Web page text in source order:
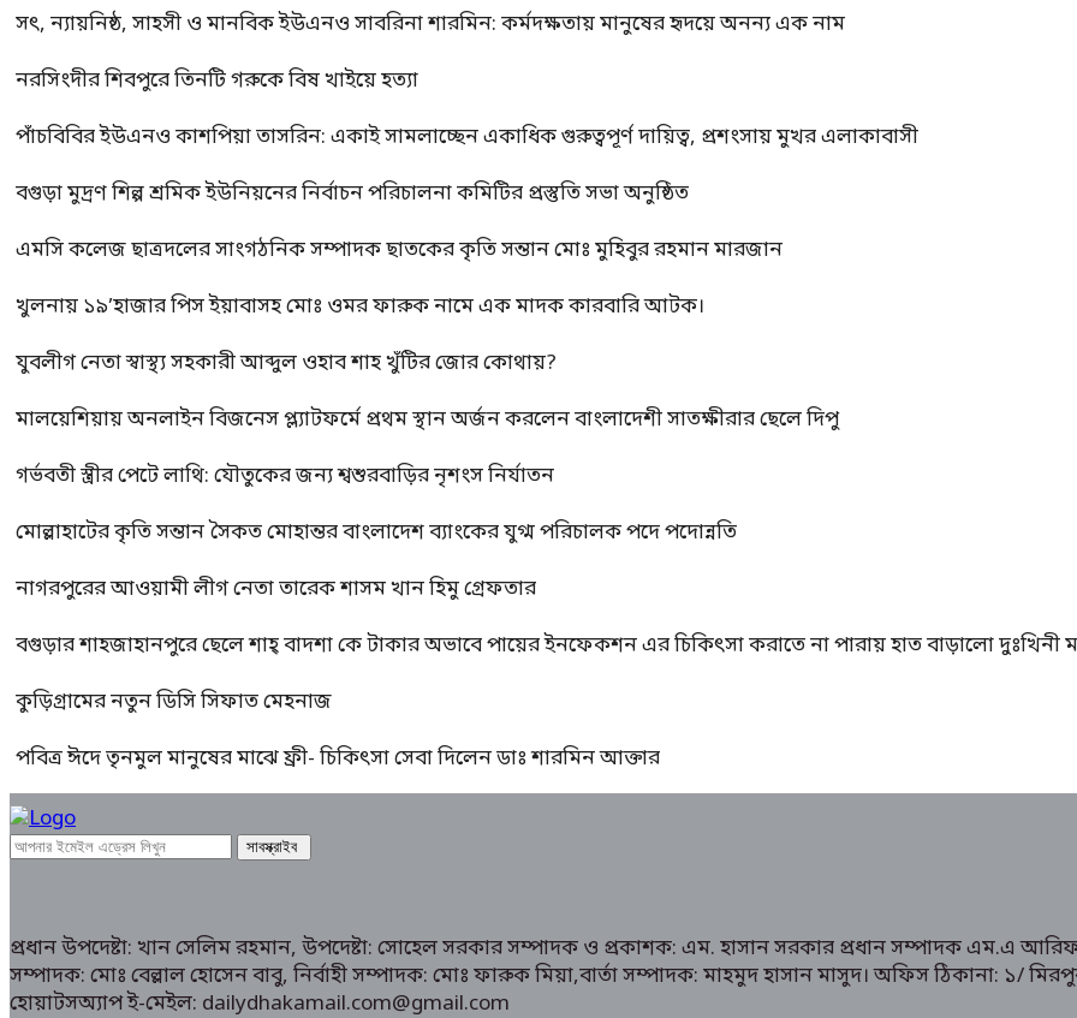
সৎ, ন্যায়নিষ্ঠ, সাহসী ও মানবিক ইউএনও সাবরিনা শারমিন: কর্মদক্ষতায় মানুষের হৃদয়ে অনন্য এক নাম
নরসিংদীর শিবপুরে তিনটি গরুকে বিষ খাইয়ে হত্যা
পাঁচবিবির ইউএনও কাশপিয়া তাসরিন: একাই সামলাচ্ছেন একাধিক গুরুত্বপূর্ণ দায়িত্ব, প্রশংসায় মুখর এলাকাবাসী
বগুড়া মুদ্রণ শিল্প শ্রমিক ইউনিয়নের নির্বাচন পরিচালনা কমিটির প্রস্তুতি সভা অনুষ্ঠিত
এমসি কলেজ ছাত্রদলের সাংগঠনিক সম্পাদক ছাতকের কৃতি সন্তান মোঃ মুহিবুর রহমান মারজান
খুলনায় ১৯’হাজার পিস ইয়াবাসহ মোঃ ওমর ফারুক নামে এক মাদক কারবারি আটক।
যুবলীগ নেতা স্বাস্থ্য সহকারী আব্দুল ওহাব শাহ খুঁটির জোর কোথায়?
মালয়েশিয়ায় অনলাইন বিজনেস প্ল্যাটফর্মে প্রথম স্থান অর্জন করলেন বাংলাদেশী সাতক্ষীরার ছেলে দিপু
গর্ভবতী স্ত্রীর পেটে লাথি: যৌতুকের জন্য শ্বশুরবাড়ির নৃশংস নির্যাতন
মোল্লাহাটের কৃতি সন্তান সৈকত মোহান্তর বাংলাদেশ ব্যাংকের যুগ্ম পরিচালক পদে পদোন্নতি
নাগরপুরের আওয়ামী লীগ নেতা তারেক শাসম খান হিমু গ্রেফতার
বগুড়ার শাহজাহানপুরে ছেলে শাহ্ বাদশা কে টাকার অভাবে পায়ের ইনফেকশন এর চিকিৎসা করাতে না পারায় হাত বাড়ালো দুঃখিনী
কুড়িগ্রামের নতুন ডিসি সিফাত মেহনাজ
পবিত্র ঈদে তৃনমুল মানুষের মাঝে ফ্রী- চিকিৎসা সেবা দিলেন ডাঃ শারমিন আক্তার
প্রধান উপদেষ্টা: খান সেলিম রহমান, উপদেষ্টা: সোহেল সরকার সম্পাদক ও প্রকাশক: এম. হাসান সরকার প্রধান সম্পাদক এম.এ
সম্পাদক: মোঃ বেল্লাল হোসেন বাবু, নির্বাহী সম্পাদক: মোঃ ফারুক মিয়া,বার্তা সম্পাদক: মাহমুদ হাসান মাসুদ। অফিস ঠিকানা:
হোয়াটসঅ্যাপ ই-মেইল: dailydhakamail.com@gmail.com